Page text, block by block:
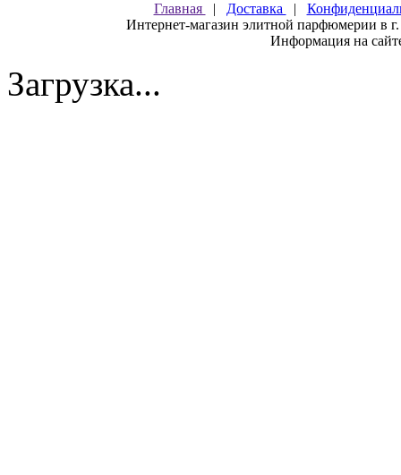
Главная | Доставка |
Интернет-магазин элитной парфюмерии в
Информация на
Загрузка...